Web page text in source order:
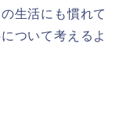
生活にも慣れて
ついて考えるよ